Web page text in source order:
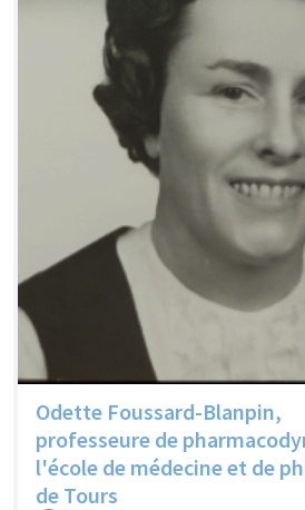
Odette Foussard-Blanpin,
professeure de
l'école de médecine et de
de Tours